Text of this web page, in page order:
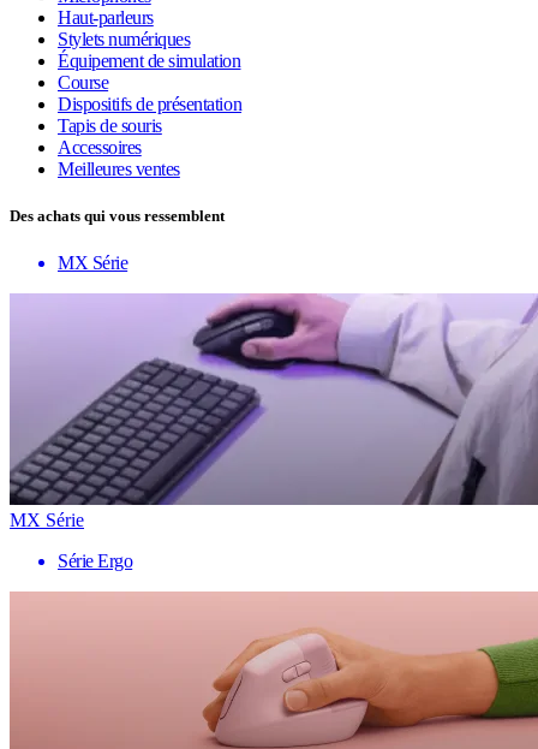
Haut-parleurs
Stylets numériques
Équipement de simulation
Course
Dispositifs de présentation
Tapis de souris
Accessoires
Meilleures ventes
Des achats qui vous ressemblent
MX Série
MX Série
Série Ergo